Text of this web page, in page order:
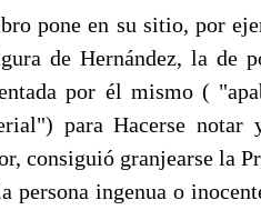
pone en su sitio, por
de Hernández, la de
por él mismo (
para Hacerse notar
consiguió granjearse la
persona ingenua o